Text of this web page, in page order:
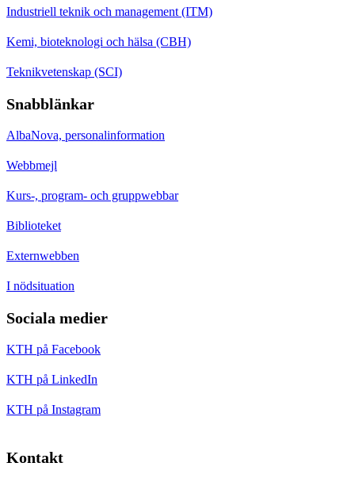
Industriell teknik och management (ITM)
Kemi, bioteknologi och hälsa (CBH)
Teknikvetenskap (SCI)
Snabblänkar
AlbaNova, personalinformation
Webbmejl
Kurs-, program- och gruppwebbar
Biblioteket
Externwebben
I nödsituation
Sociala medier
KTH på Facebook
KTH på LinkedIn
KTH på Instagram
Kontakt